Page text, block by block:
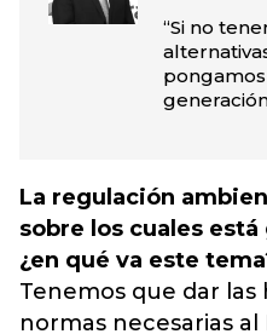
“Si no
La regulación
sobre los cuales
¿en qué va este
Tenemos que dar las
normas necesarias